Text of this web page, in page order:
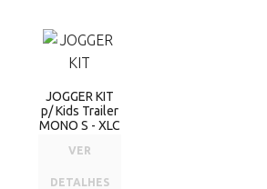
JOGGER KIT
p/ Kids Trailer
MONO S - XLC
VER
DETALHES